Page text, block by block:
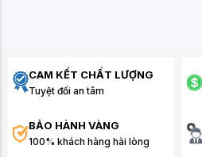
CAM KẾT CHẤT LƯỢNG
Tuyệt đối an tâm
BẢO HÀNH VÀNG
100% khách hàng hài lòng